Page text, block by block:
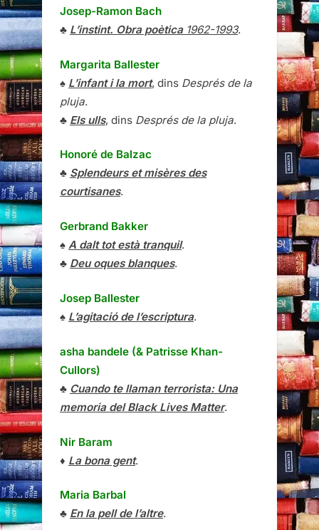
Josep-Ramon Bach
♣ L’instint. Obra poètica1962-1993.
Margarita Ballester
♠ L’infant i la mort, dins Després de la
pluja.
♣ Els ulls, dins Després de la pluja.
Honoré de Balzac
♣ Splendeurs et misères des
courtisanes.
Gerbrand Bakker
♠ A dalt tot està tranquil.
♣ Deu oques blanques.
Josep Ballester
♠ L’agitació de l’escriptura.
asha bandele (& Patrisse Khan-
Cullors)
♣ Cuando te llaman terrorista: Una
memoria del Black Lives Matter.
Nir Baram
♦ La bona gent.
Maria Barbal
♣ En la pell de l’altre.